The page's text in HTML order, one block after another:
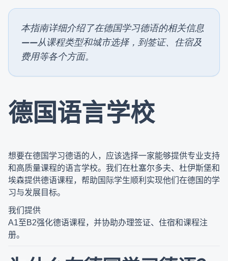
本指南详细介绍了在德国学习德语的相关信息
——从课程类型和城市选择，到签证、住宿及
费用等各个方面。
德国语言学校
想要在德国学习德语的人，应该选择一家能够提供专业支持
和高质量课程的语言学校。我们在杜塞尔多夫、杜伊斯堡和
埃森提供德语课程，帮助国际学生顺利实现他们在德国的学
习与发展目标。
我们提供
A1至B2强化德语课程，并协助办理签证、住宿和课程注
册。